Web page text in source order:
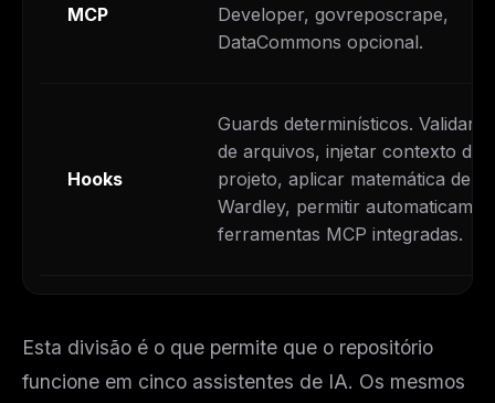
MCP
Developer, govreposcrape,
DataCommons opcional.
Hooks
Guards determinísticos. Validar
de arquivos, injetar contexto do
projeto, aplicar matemática de
Wardley, permitir
ferramentas MCP integradas.
Esta divisão é o que permite que o repositório
funcione em cinco assistentes de IA. Os mesmos